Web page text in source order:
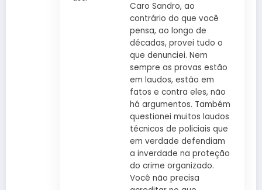
Caro Sandro, ao
contrário do que você
pensa, ao longo de
décadas, provei tudo o
que denunciei. Nem
sempre as provas estão
em laudos, estão em
fatos e contra eles, não
há argumentos. Também
questionei muitos laudos
técnicos de policiais que
em verdade defendiam
a inverdade na proteção
do crime organizado.
Você não precisa